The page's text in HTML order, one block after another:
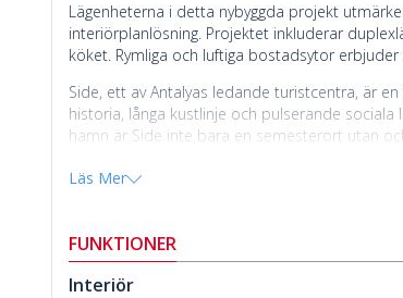
Lägenheterna i detta nybyggda projekt
interiörplanlösning. Projektet inkluderar
köket. Rymliga och luftiga bostadsytor
Side, ett av Antalyas ledande turistcentra, är
historia, långa kustlinje och pulserande
hamn är Side inte bara en semesterort utan
klimat under större delen av året har Side en
köpcentrum, 2,3 km från Anatolia sjukhus Side
grönsakshandlare, restauranger, kaféer,
Läs Mer
FUNKTIONER
Interiör